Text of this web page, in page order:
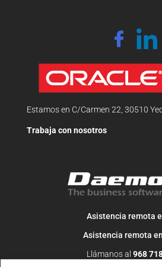
Estamos en C/Carmen 22, 30510
Trabaja con nosotros
Asistencia remota
Asistencia remota
Llámanos al 968